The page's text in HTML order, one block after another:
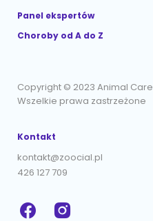
Panel ekspertów
Choroby od A do Z
Copyright © 2023 Animal
Wszelkie prawa zastrzeżone
Kontakt
kontakt@zoocial.pl
426 127 709